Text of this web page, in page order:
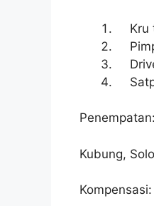
Kru
Penempatan:
Kubung,
Kompensasi: